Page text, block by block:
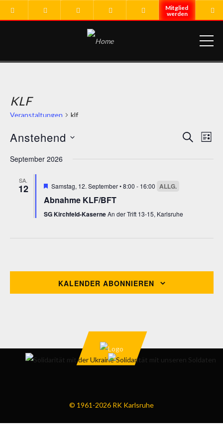
KLF
Veranstaltungen klf
SUCHE
LISTE
Anstehend
wählen.
September 2026
SA.
12 Hervorgehoben
Samstag, 12. September • 8:00 - 16:00
Abnahme KLF/BFT
SG Kirchfeld-KaserneAn der Trift 13-15, Karlsruhe
KALENDER ABONNIEREN
© 1961-2026 RK Karlsruhe